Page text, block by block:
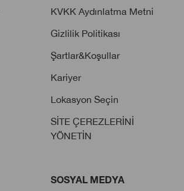
KVKK Aydınlatma Metni
Gizlilik Politikası
Şartlar&Koşullar
Kariyer
Lokasyon Seçin
SİTE ÇEREZLERİNİ
YÖNETİN
SOSYAL MEDYA